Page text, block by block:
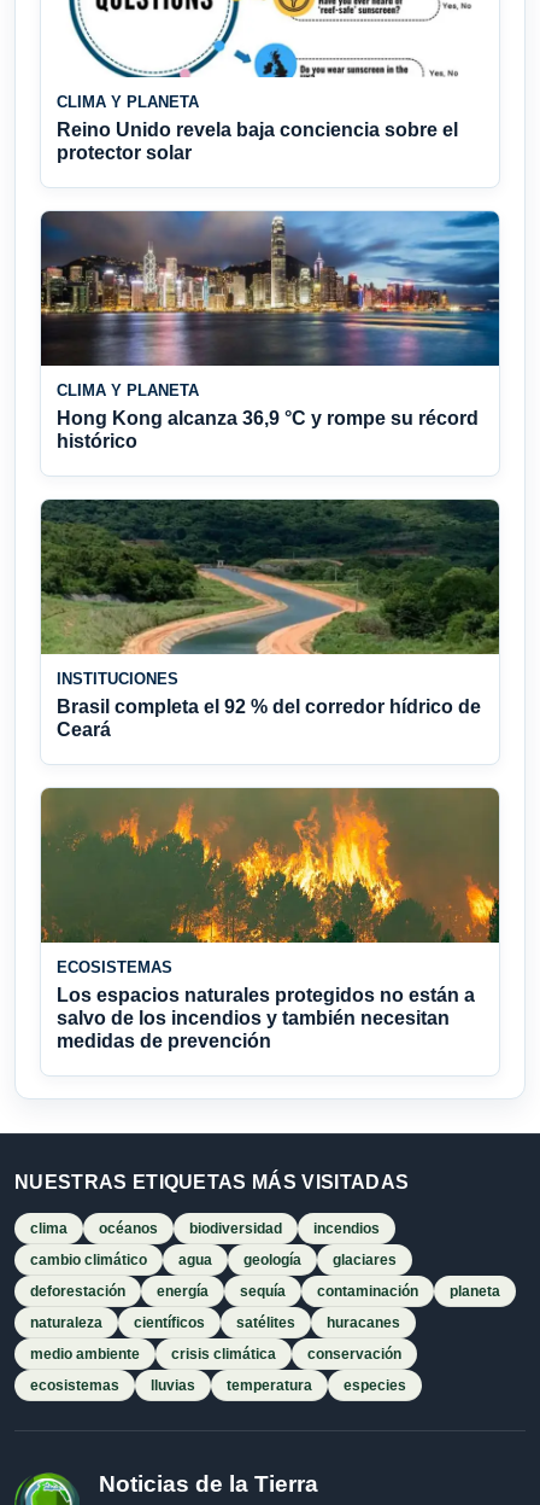
CLIMA Y PLANETA
Reino Unido revela baja conciencia sobre el
protector solar
CLIMA Y PLANETA
Hong Kong alcanza 36,9 °C y rompe su récord
histórico
INSTITUCIONES
Brasil completa el 92 % del corredor hídrico de
Ceará
ECOSISTEMAS
Los espacios naturales protegidos no están a
salvo de los incendios y también necesitan
medidas de prevención
NUESTRAS ETIQUETAS MÁS VISITADAS
clima océanos biodiversidad
incendios
cambio climático
agua geología
glaciares
deforestación
energía sequía contaminación
planeta
naturaleza
científicos satélites
huracanes
medio ambiente
crisis climática
conservación
ecosistemas
lluvias temperatura especies
Noticias de la Tierra